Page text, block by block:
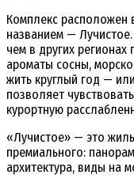
Комплекс расположен
названием —
чем в других регионах
ароматы сосны,
жить круглый год —
позволяет
курортную
«Лучистое» — это
премиального:
архитектура, виды на